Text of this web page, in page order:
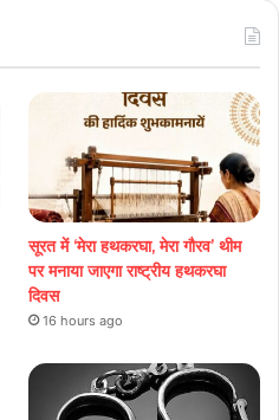
सूरत में ‘मेरा हथकरघा, मेरा गौरव’ थीम
पर मनाया जाएगा राष्ट्रीय हथकरघा
दिवस
16 hours ago